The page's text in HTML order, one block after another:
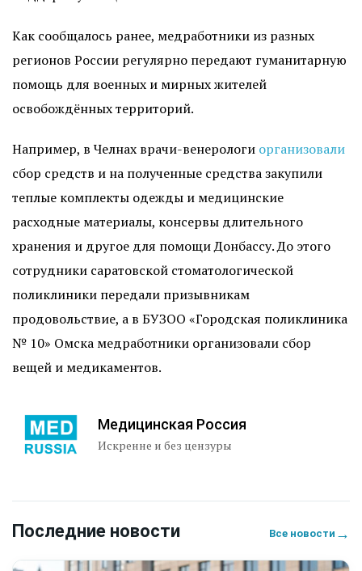
Как сообщалось ранее, медработники из разных
регионов России регулярно передают гуманитарную
помощь для военных и мирных жителей
освобождённых территорий.
Например, в Челнах врачи-венерологи организовали
сбор средств и на полученные средства закупили
теплые комплекты одежды и медицинские
расходные материалы, консервы длительного
хранения и другое для помощи Донбассу. До этого
сотрудники саратовской стоматологической
поликлиники передали призывникам
продовольствие, а в БУЗОО «Городская поликлиника
№ 10» Омска медработники организовали сбор
вещей и медикаментов.
Медицинская Россия
Искренне и без цензуры
Последние новости Все новости →